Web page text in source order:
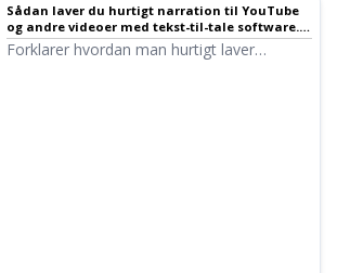
Sådan laver du hurtigt narration til YouTube
og andre videoer med tekst-til-tale software.
Tips og pointer｜Tekst-til-tale software
Ondoku
Forklarer hvordan man hurtigt laver